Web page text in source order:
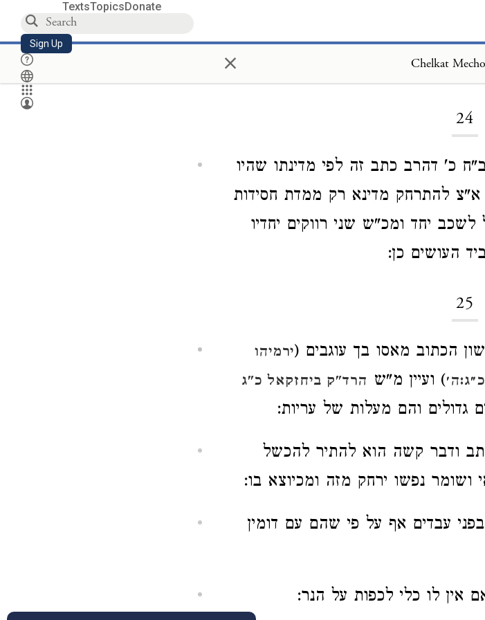
TextsTopicsDonate
Sign Up × Chelkat
24
כ' דהרב כתב זה לפי מדינתו שהיו
א"צ להתרחק מדינא רק ממדת חסידות
יחד ומכ"ש שני רווקים יחדיו
העושים כן:
25
הכתוב מאסו בך עוגבים (ירמיהו
) ועיין מ"ש הרד"ק ביחזקאל כ"ג
גדולים והם מעלות של עריות:
ודבר קשה הוא להתיר להכשל
נפשו ירחק מזה ומכיוצא בו:
עבדים אף על פי שהם עם דומין
אין לו כלי לכפות על הנר: